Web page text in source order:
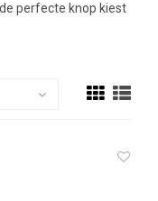
perfecte knop kiest